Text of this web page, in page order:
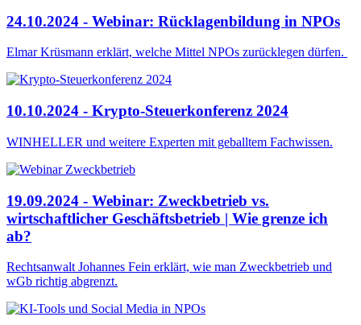
24.10.2024 - Webinar: Rücklagenbildung in NPOs
Elmar Krüsmann erklärt, welche Mittel NPOs zurücklegen dürfen.
10.10.2024 - Krypto-Steuerkonferenz 2024
WINHELLER und weitere Experten mit geballtem Fachwissen.
19.09.2024 - Webinar: Zweckbetrieb vs.
wirtschaftlicher Geschäftsbetrieb | Wie grenze ich
ab?
Rechtsanwalt Johannes Fein erklärt, wie man Zweckbetrieb und
wGb richtig abgrenzt.